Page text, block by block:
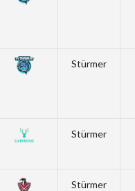
Stürmer
Stürmer
Stürmer